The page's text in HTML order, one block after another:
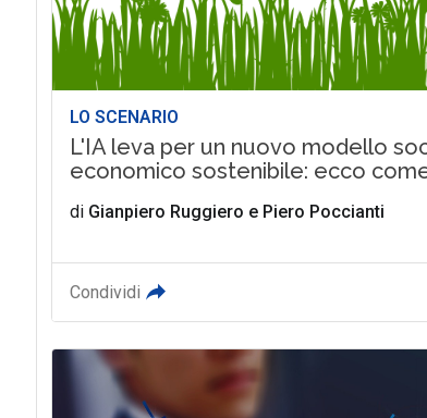
LO SCENARIO
L'IA leva per un nuovo modello
economico sostenibile: ecco
di Gianpiero Ruggiero e Piero Poccianti
Condividi